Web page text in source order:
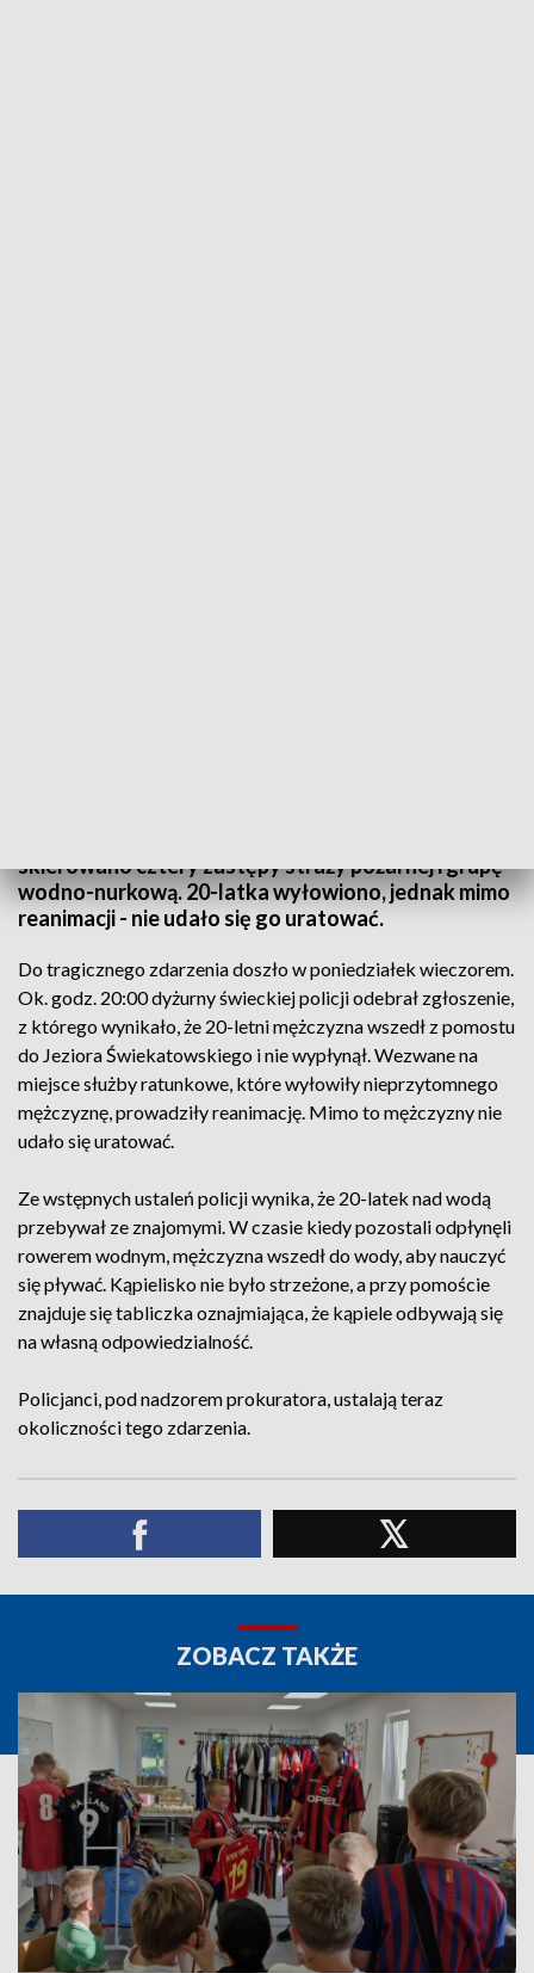
skierowano cztery zastępy straży pożarnej i grupę
wodno-nurkową. 20-latka wyłowiono, jednak mimo
reanimacji - nie udało się go uratować.
Do tragicznego zdarzenia doszło w poniedziałek wieczorem.
Ok. godz. 20:00 dyżurny świeckiej policji odebrał zgłoszenie,
z którego wynikało, że 20-letni mężczyzna wszedł z pomostu
do Jeziora Świekatowskiego i nie wypłynął. Wezwane na
miejsce służby ratunkowe, które wyłowiły nieprzytomnego
mężczyznę, prowadziły reanimację. Mimo to mężczyzny nie
udało się uratować.
Ze wstępnych ustaleń policji wynika, że 20-latek nad wodą
przebywał ze znajomymi. W czasie kiedy pozostali odpłynęli
rowerem wodnym, mężczyzna wszedł do wody, aby nauczyć
się pływać. Kąpielisko nie było strzeżone, a przy pomoście
znajduje się tabliczka oznajmiająca, że kąpiele odbywają się
na własną odpowiedzialność.
Policjanci, pod nadzorem prokuratora, ustalają teraz
okoliczności tego zdarzenia.
ZOBACZ TAKŻE